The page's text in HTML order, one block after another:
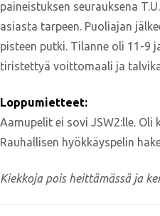
paineistuksen seurauksena
asiasta tarpeen. Puoliajan
pisteen putki. Tilanne oli 11-9
tiristettyä voittomaali ja
Loppumietteet:
Aamupelit ei sovi JSW2:lle.
Rauhallisen hyökkäyspelin
Kiekkoja pois heittämässä ja